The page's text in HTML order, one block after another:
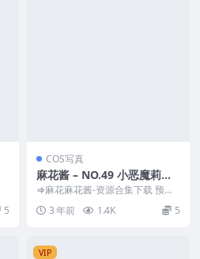
5
COS写真
麻花酱 – NO.49 小恶魔莉莉
丝 [20P-148MB]
⇒麻花麻花酱-资源合集下载 预览
图片 资源简介 「资源名称」：麻
花酱 – NO....
3 年前 1.4K 5
VIP